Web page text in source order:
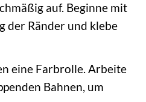
auf. Beginne mit
der Ränder und klebe
eine Farbrolle. Arbeite
Bahnen, um